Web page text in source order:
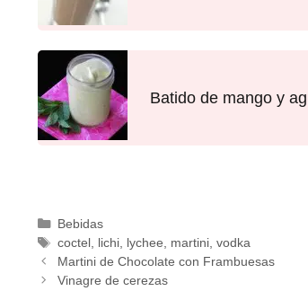
Batido de mango y
Bebidas
coctel, lichi, lychee martini, vodka
Martini de Chocolate con Frambuesas
Vinagre de cerezas